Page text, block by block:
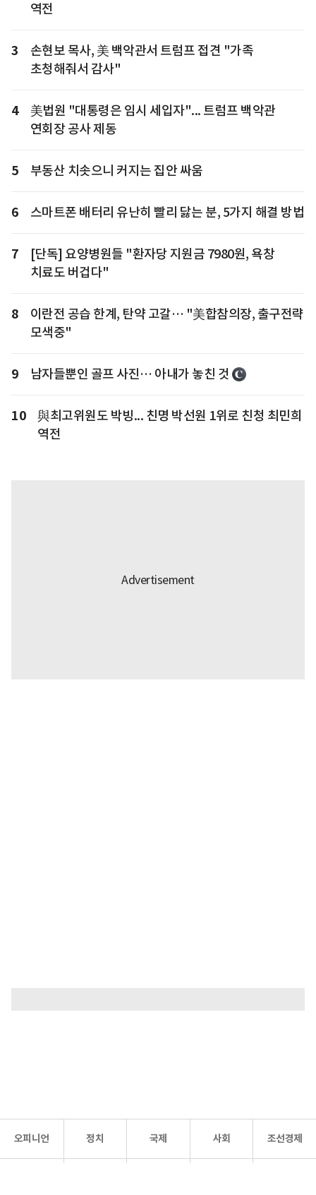
역전
3
손현보 목사, 美 백악관서 트럼프 접견 "가족
초청해줘서 감사"
4
美법원 "대통령은 임시 세입자"... 트럼프 백악관
연회장 공사 제동
5 부동산 치솟으니 커지는 집안 싸움
6 스마트폰 배터리 유난히 빨리 닳는 분, 5가지 해결 방법
7
[단독] 요양병원들 "환자당 지원금 7980원, 욕창
치료도 버겁다"
8
이란전 공습 한계, 탄약 고갈… "美합참의장, 출구전략
모색중"
9 남자들뿐인 골프 사진… 아내가 놓친 것
10
與최고위원도 박빙... 친명 박선원 1위로 친청 최민희
역전
오피니언 정치 국제 사회 조선경제